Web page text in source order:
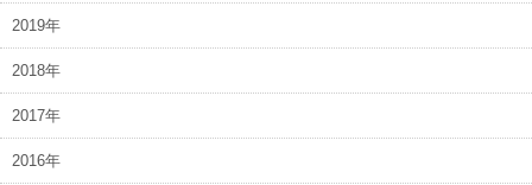
2019年
2018年
2017年
2016年